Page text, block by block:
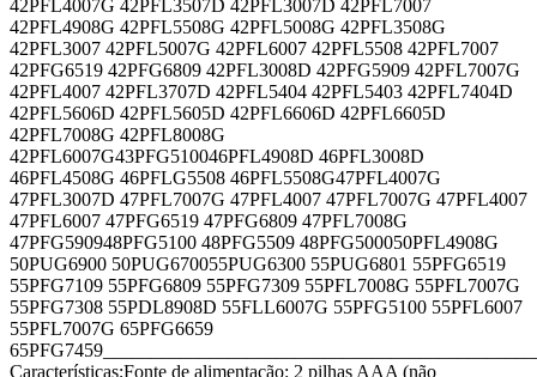
42PFL4007G 42PFL3507D 42PFL3007D 42PFL7007
42PFL4908G 42PFL5508G 42PFL5008G 42PFL3508G
42PFL3007 42PFL5007G 42PFL6007 42PFL5508 42PFL7007
42PFG6519 42PFG6809 42PFL3008D 42PFG5909 42PFL7007G
42PFL4007 42PFL3707D 42PFL5404 42PFL5403 42PFL7404D
42PFL5606D 42PFL5605D 42PFL6606D 42PFL6605D
42PFL7008G 42PFL8008G
42PFL6007G43PFG510046PFL4908D 46PFL3008D
46PFL4508G 46PFLG5508 46PFL5508G47PFL4007G
47PFL3007D 47PFL7007G 47PFL4007 47PFL7007G 47PFL4007
47PFL6007 47PFG6519 47PFG6809 47PFL7008G
47PFG590948PFG5100 48PFG5509 48PFG500050PFL4908G
50PUG6900 50PUG670055PUG6300 55PUG6801 55PFG6519
55PFG7109 55PFG6809 55PFG7309 55PFL7008G 55PFL7007G
55PFG7308 55PDL8908D 55FLL6007G 55PFG5100 55PFL6007
55PFL7007G 65PFG6659
Características;Fonte de alimentação: 2 pilhas AAA (não